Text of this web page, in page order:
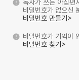
독자가 쓰는 아침편
비밀번호가 없으신
비밀번호 만들기>
비밀번호가 기억이
비밀번호 찾기>